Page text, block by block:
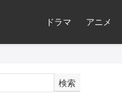
ドラマ アニメ
検索